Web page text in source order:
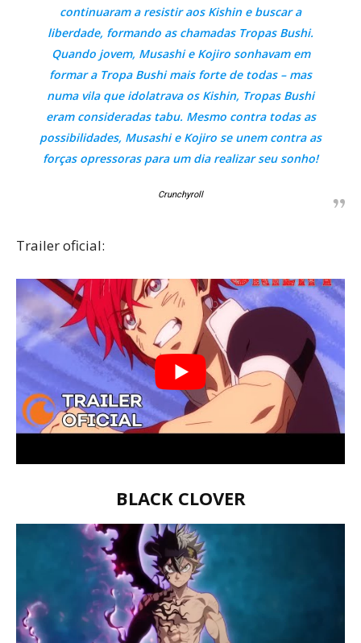
continuaram a resistir aos Kishin e buscar a
liberdade, formando as chamadas Tropas Bushi.
Quando jovem, Musashi e Kojiro sonhavam em
formar a Tropa Bushi mais forte de todas – mas
numa vila que idolatrava os Kishin, Tropas Bushi
eram consideradas tabu. Mesmo contra todas as
possibilidades, Musashi e Kojiro se unem contra as
forças opressoras para um dia realizar seu sonho!
Crunchyroll
Trailer oficial:
BLACK CLOVER